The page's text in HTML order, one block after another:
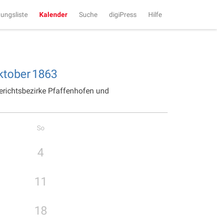
Kalender Suche digiPress Hilfe
1863
Pfaffenhofen und
So
4
11
18